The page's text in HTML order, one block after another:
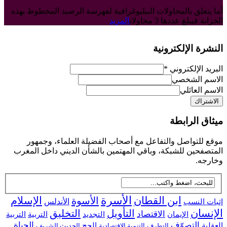
أما يتعلق بالمحاولات الببليوغرافية لفهرسة الرصيد المخطوط بهذه
الخزانة فيبلغ عددها 3 محاولات
المزيد
النشرة الإلكترونية
البريد الإلكتروني *
الاسم الشخصي
الاسم العائلي
ميثاق الرابطة
موقع للتواصل والتفاعل مع أصحاب الفضيلة العلماء، وجمهور
المتصفحين للشبكة، وباقي المهتمين بالشأن الديني داخل المغرب
وخارجه.
إثبات النسب ابن القطان الأسرة الأسوة الأندلس
الإسلام
الإنسان
الإيمان الاقتصاد التأويل التجديد التخليق التربية التربية
العقلية
التصوّف الحج الحياة